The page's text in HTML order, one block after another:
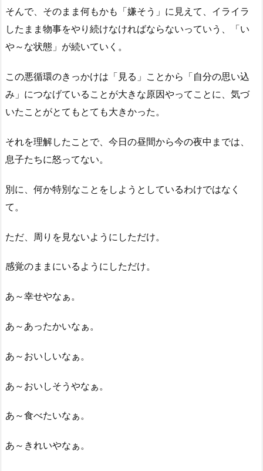
そんで、そのまま何もかも「嫌そう」に見えて、イライラ
したまま物事をやり続けなければならないっていう、「い
や～な状態」が続いていく。
この悪循環のきっかけは「見る」ことから「自分の思い込
み」につなげていることが大きな原因やってことに、気づ
いたことがとてもとても大きかった。
それを理解したことで、今日の昼間から今の夜中までは、
息子たちに怒ってない。
別に、何か特別なことをしようとしているわけではなく
て。
ただ、周りを見ないようにしただけ。
感覚のままにいるようにしただけ。
あ～幸せやなぁ。
あ～あったかいなぁ。
あ～おいしいなぁ。
あ～おいしそうやなぁ。
あ～食べたいなぁ。
あ～きれいやなぁ。